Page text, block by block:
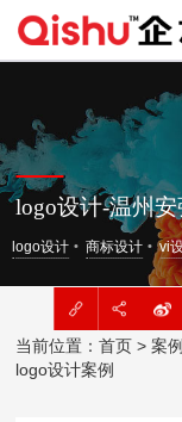
logo设计-温州
logo设计 商标设计 vi
当前位置：首页 >案
logo设计案例